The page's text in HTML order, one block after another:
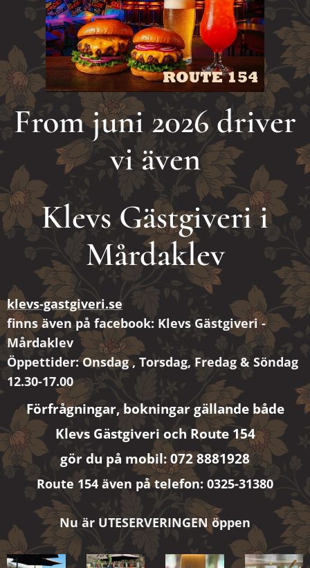
From juni 2026 driver
vi även
Klevs Gästgiveri i
Mårdaklev
klevs-gastgiveri.se
finns även på facebook: Klevs Gästgiveri -
Mårdaklev
Öppettider: Onsdag , Torsdag, Fredag & Söndag
12.30-17.00
Förfrågningar, bokningar gällande både
Klevs Gästgiveri och Route 154
gör du på mobil: 072 8881928
Route 154 även på telefon: 0325-31380
Nu är UTESERVERINGEN öppen